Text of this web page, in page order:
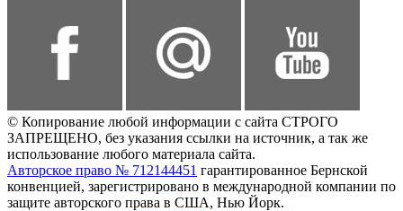
© Копирование любой информации с сайта СТРОГО
ЗАПРЕЩЕНО, без указания ссылки на источник, а так же
использование любого материала сайта.
Авторское право № 712144451 гарантированное Бернской
конвенцией, зарегистрировано в международной компании по
защите авторского права в США, Нью Йорк.